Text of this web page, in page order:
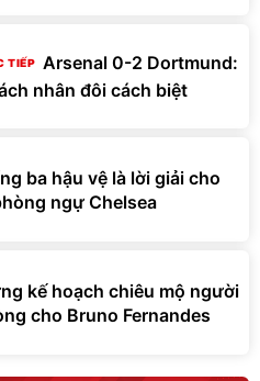
Arsenal 0-2 Dortmund:
nhân đôi cách biệt
ba hậu vệ là lời giải cho
ngự Chelsea
kế hoạch chiêu mộ người
cho Bruno Fernandes